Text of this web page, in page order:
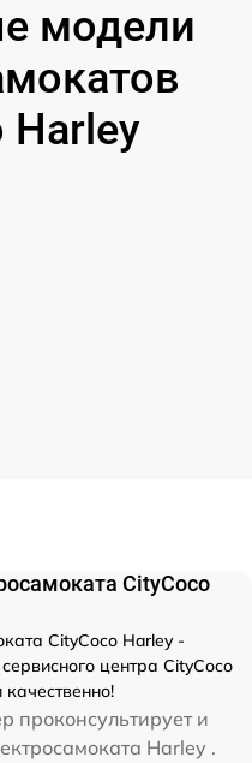
модели
Harley
CityCoco
CityCoco Harley -
центра CityCoco
проконсультирует и
Harley .